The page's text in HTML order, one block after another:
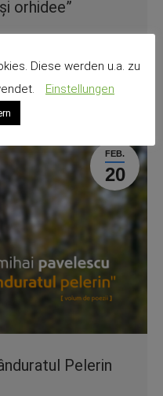
orhidee”
FEB.
20
Pelerin
Diese werden u.a. zu
Einstellungen